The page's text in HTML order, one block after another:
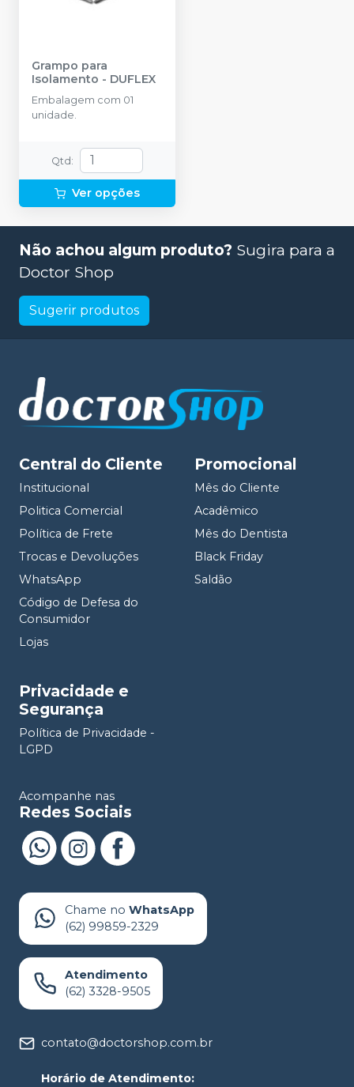
Grampo para
Isolamento - DUFLEX
Embalagem com 01
unidade.
Qtd:
Ver opções
Não achou algum produto? Sugira para a
Doctor Shop
Sugerir produtos
Central do Cliente
Institucional
Politica Comercial
Política de Frete
Trocas e Devoluções
WhatsApp
Código de Defesa do
Consumidor
Lojas
Promocional
Mês do Cliente
Acadêmico
Mês do Dentista
Black Friday
Saldão
Privacidade e
Segurança
Política de Privacidade -
LGPD
Acompanhe nas
Redes Sociais
Chame no WhatsApp
(62) 99859-2329
Atendimento
(62) 3328-9505
contato@doctorshop.com.br
Horário de Atendimento: